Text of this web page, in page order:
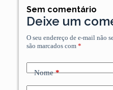
Sem comentário
Deixe um
O seu endereço de e-mail não
são marcados com *
Nome*